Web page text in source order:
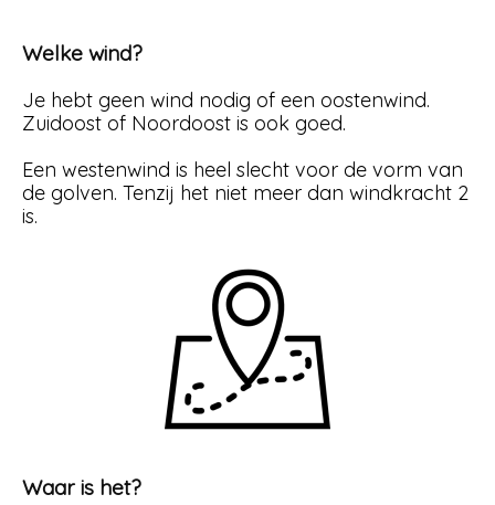
Welke wind?
Je hebt geen wind nodig of een oostenwind.
Zuidoost of Noordoost is ook goed.
Een westenwind is heel slecht voor de vorm van
de golven. Tenzij het niet meer dan windkracht 2
is.
Waar is het?